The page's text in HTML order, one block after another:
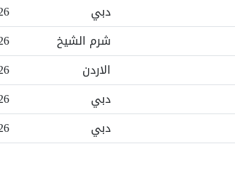
دبي
شرم الشيخ
الاردن
دبي
دبي